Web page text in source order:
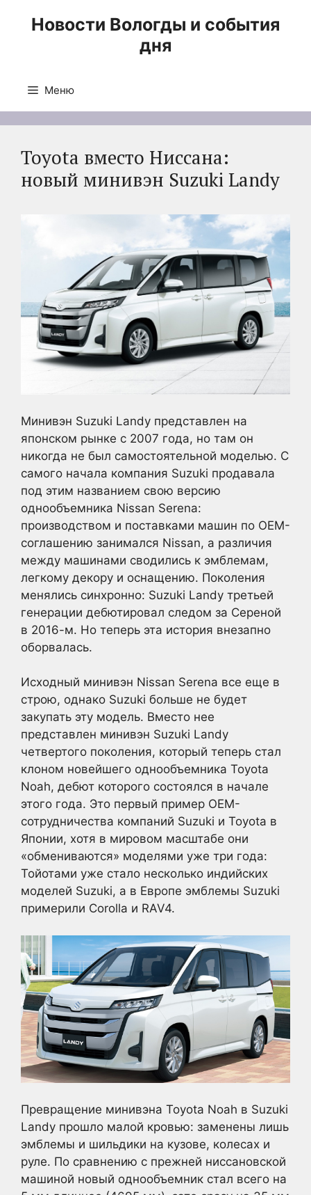
Новости Вологды и события
дня
Меню
Toyota вместо Ниссана:
новый минивэн Suzuki Landy
Минивэн Suzuki Landy представлен на
японском рынке с 2007 года, но там он
никогда не был самостоятельной моделью. С
самого начала компания Suzuki продавала
под этим названием свою версию
однообъемника Nissan Serena:
производством и поставками машин по OEM-
соглашению занимался Nissan, а различия
между машинами сводились к эмблемам,
легкому декору и оснащению. Поколения
менялись синхронно: Suzuki Landy третьей
генерации дебютировал следом за Сереной
в 2016-м. Но теперь эта история внезапно
оборвалась.
Исходный минивэн Nissan Serena все еще в
строю, однако Suzuki больше не будет
закупать эту модель. Вместо нее
представлен минивэн Suzuki Landy
четвертого поколения, который теперь стал
клоном новейшего однообъемника Toyota
Noah, дебют которого состоялся в начале
этого года. Это первый пример OEM-
сотрудничества компаний Suzuki и Toyota в
Японии, хотя в мировом масштабе они
«обмениваются» моделями уже три года:
Тойотами уже стало несколько индийских
моделей Suzuki, а в Европе эмблемы Suzuki
примерили Corolla и RAV4.
Превращение минивэна Toyota Noah в Suzuki
Landy прошло малой кровью: заменены лишь
эмблемы и шильдики на кузове, колесах и
руле. По сравнению с прежней ниссановской
машиной новый однообъемник стал всего на